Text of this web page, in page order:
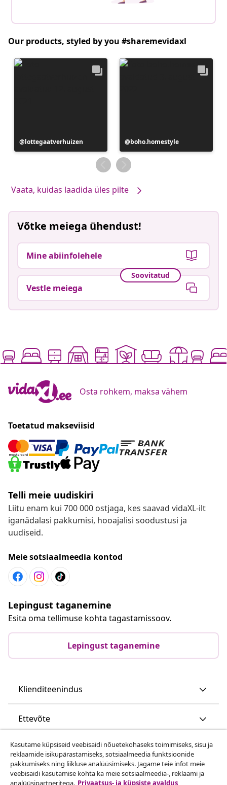
Our products, styled by you #sharemevidaxl
Postitus
avaldatud
lottegaatverhuizen
Postitus
avaldatud
boho.homestyle
Vaata, kuidas laadida üles pilte
Võtke meiega ühendust!
Mine abiinfolehele
Soovitatud
Vestle meiega
Osta rohkem, maksa vähem
Toetatud makseviisid
Telli meie uudiskiri
Liitu enam kui 700 000 ostjaga, kes saavad vidaXL-ilt
iganädalasi pakkumisi, hooajalisi soodustusi ja
uudiseid.
Meie sotsiaalmeedia kontod
Lepingust taganemine
Esita oma tellimuse kohta tagastamissoov.
Lepingust taganemine
Klienditeenindus
Ettevõte
vidaXL
Vaata rohkem
Kasutame küpsiseid veebisaidi nõuetekohaseks toimimiseks, sisu ja
reklaamide isikupärastamiseks, sotsiaalmeedia funktsioonide
pakkumiseks ning liikluse analüüsimiseks. Jagame teie infot meie
veebisaidi kasutamise kohta ka meie sotsiaalmeedia-, reklaami ja
analüüsipartneritega. Privaatsus- ja küpsiste avaldus